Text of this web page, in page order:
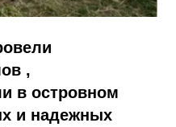
,
в островном
и надежных